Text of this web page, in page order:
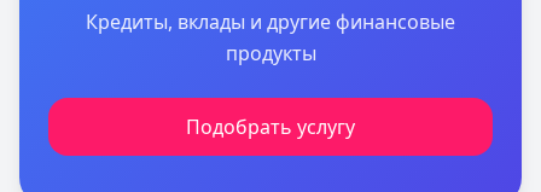
Кредиты, вклады и другие финансовые
продукты
Подобрать услугу